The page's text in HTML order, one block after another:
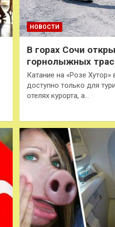
НОВОСТИ
В горах Сочи
горнолыжных
Катание на «Розе
доступно только для
отелях курорта, а…